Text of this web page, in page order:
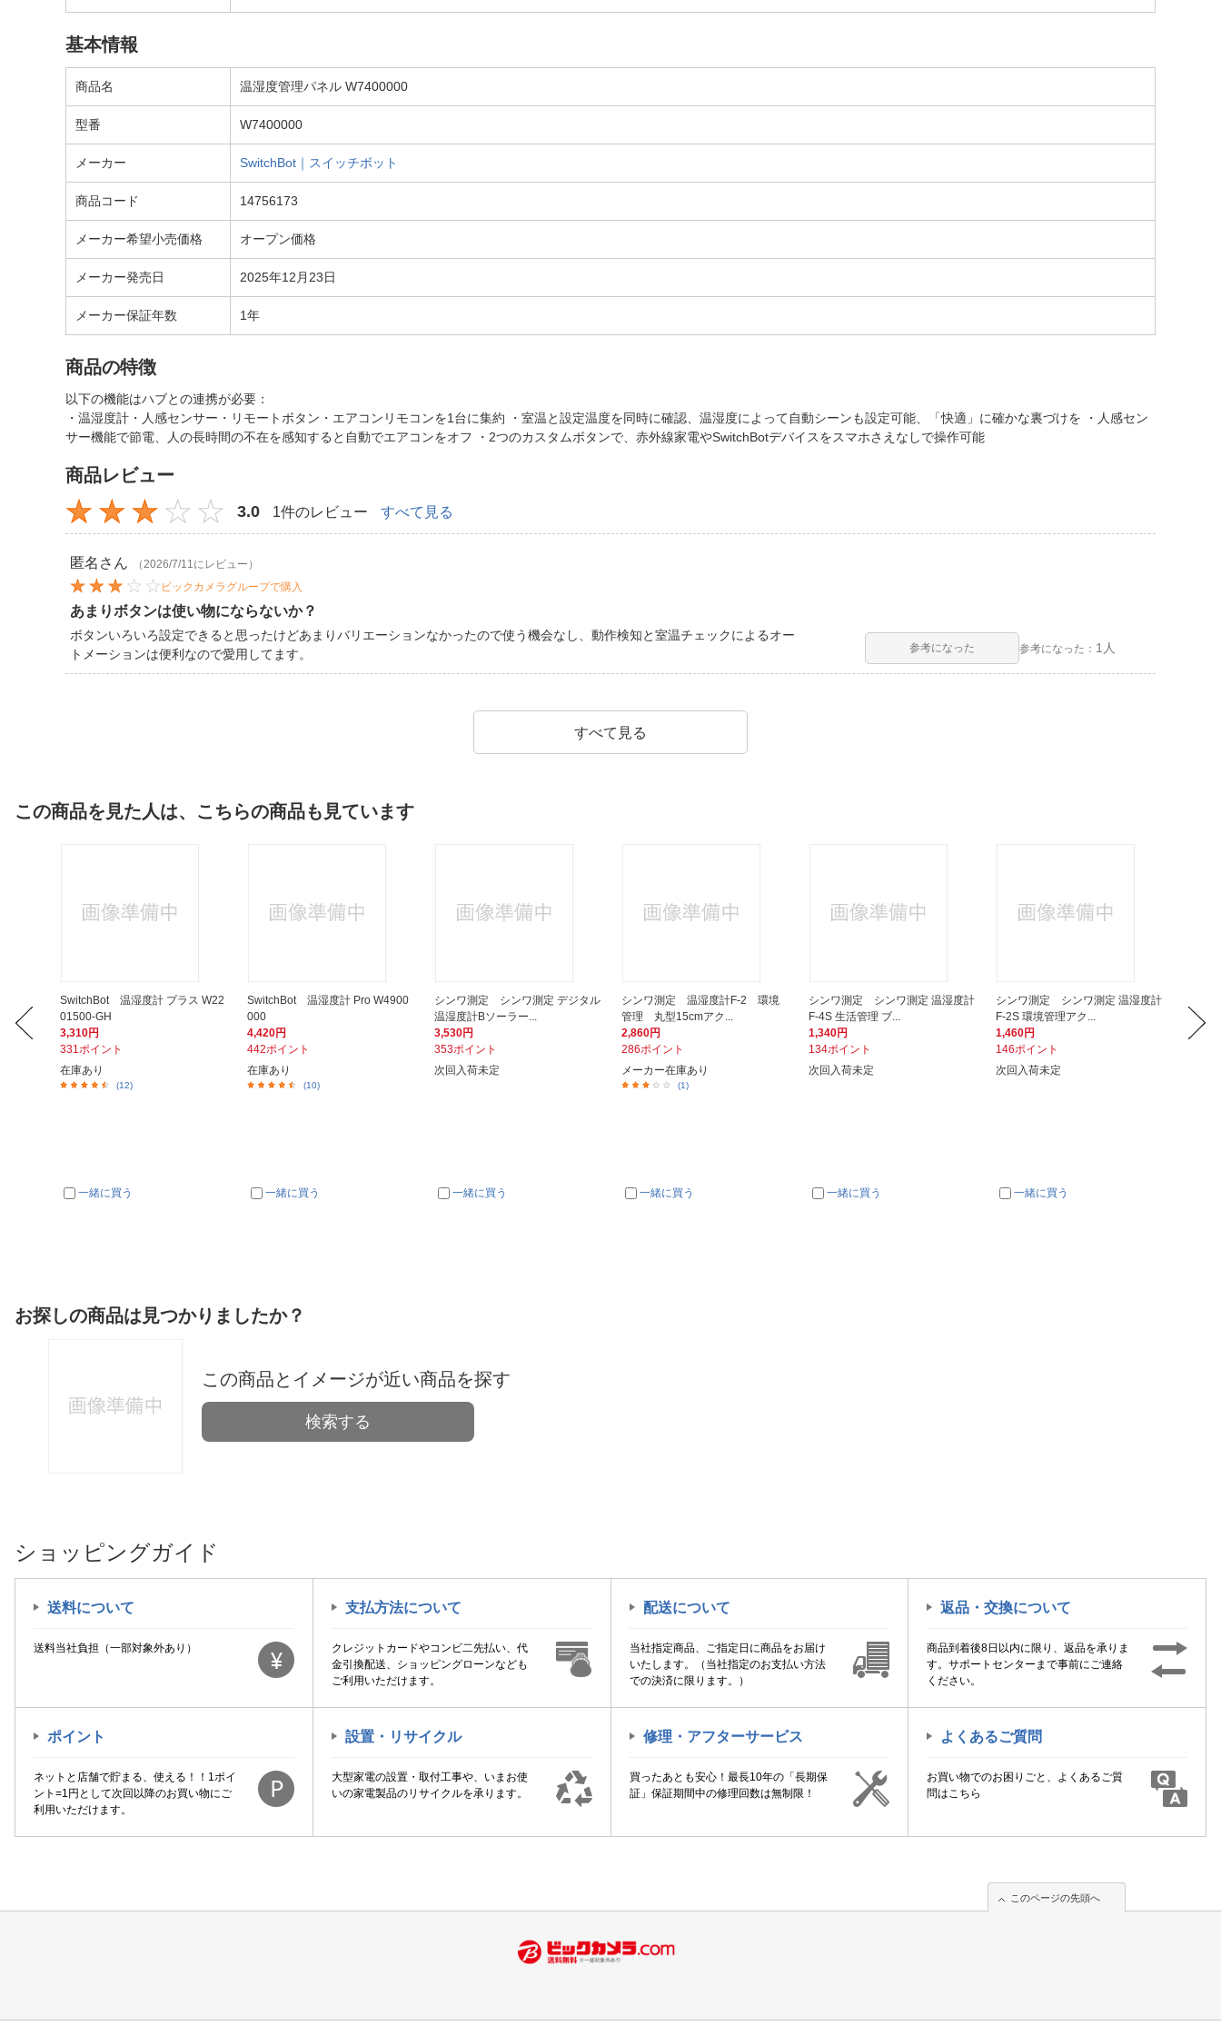
基本情報
商品名 温湿度管理パネル W7400000
型番 W7400000
メーカー SwitchBot｜スイッチボット
商品コード 14756173
メーカー希望小売価格 オープン価格
メーカー発売日 2025年12月23日
メーカー保証年数 1年
商品の特徴
以下の機能はハブとの連携が必要：
・温湿度計・人感センサー・リモートボタン・エアコンリモコンを1台に集約 ・室温と設定温度を同時に確認、温湿度によって自動シーンも設定可能、「快適」に確かな裏づけを ・人感セン
サー機能で節電、人の長時間の不在を感知すると自動でエアコンをオフ ・2つのカスタムボタンで、赤外線家電やSwitchBotデバイスをスマホさえなしで操作可能
商品レビュー
3.0 1件のレビュー すべて見る
匿名 さん
（2026/7/11にレビュー）
ビックカメラグループで購入
あまりボタンは使い物にならないか？
ボタンいろいろ設定できると思ったけどあまりバリエーションなかったので使う機会なし、動作検知と室温チェックによるオー
トメーションは便利なので愛用してます。
参考になった 参考になった： 1人
すべて見る
この商品を見た人は、こちらの商品も見ています
SwitchBot 温湿度計 プラス W22
01500-GH
3,310円
331ポイント
在庫あり
(12)
一緒に買う
SwitchBot 温湿度計 Pro W4900
000
4,420円
442ポイント
在庫あり
(10)
一緒に買う
シンワ測定 シンワ測定 デジタル
温湿度計Bソーラー...
3,530円
353ポイント
次回入荷未定
一緒に買う
シンワ測定 温湿度計F-2 環境
管理 丸型15cmアク...
2,860円
286ポイント
メーカー在庫あり
(1)
一緒に買う
シンワ測定 シンワ測定 温湿度計
F-4S 生活管理 ブ...
1,340円
134ポイント
次回入荷未定
一緒に買う
シンワ測定 シンワ測定 温湿度計
F-2S 環境管理アク...
1,460円
146ポイント
次回入荷未定
一緒に買う
F-2M
1,620円
お探しの商品は見つかりましたか？
この商品とイメージが近い商品を探す
検索する
ショッピングガイド
送料について
送料当社負担（一部対象外あり）
支払方法について
クレジットカードやコンビ二先払い、代
金引換配送、ショッピングローンなども
ご利用いただけます。
配送について
当社指定商品、ご指定日に商品をお届け
いたします。（当社指定のお支払い方法
での決済に限ります。）
返品・交換について
商品到着後8日以内に限り、返品を承りま
す。サポートセンターまで事前にご連絡
ください。
ポイント
ネットと店舗で貯まる、使える！！1ポイ
ント=1円として次回以降のお買い物にご
利用いただけます。
設置・リサイクル
大型家電の設置・取付工事や、いまお使
いの家電製品のリサイクルを承ります。
修理・アフターサービス
買ったあとも安心！最長10年の「長期保
証」保証期間中の修理回数は無制限！
よくあるご質問
お買い物でのお困りごと、よくあるご質
問はこちら
このページの先頭へ
このページの先頭へ